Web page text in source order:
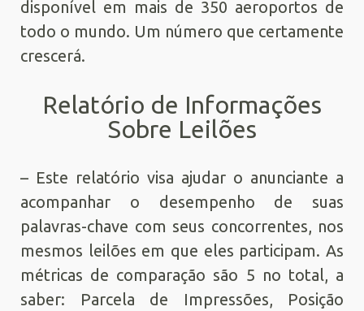
disponível em mais de 350 aeroportos de
todo o mundo. Um número que certamente
crescerá.
Relatório de Informações
Sobre Leilões
– Este relatório visa ajudar o anunciante a
acompanhar o desempenho de suas
palavras-chave com seus concorrentes, nos
mesmos leilões em que eles participam. As
métricas de comparação são 5 no total, a
saber: Parcela de Impressões, Posição